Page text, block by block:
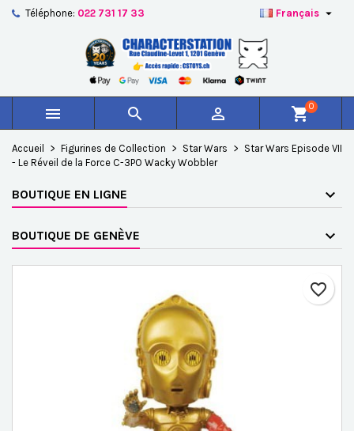
Téléphone: 022 731 17 33 Français 
   shopping_cart0
Accueil Figurines de Collection Star Wars
Star Wars Episode VII
- Le Réveil de la Force C-3PO Wacky Wobbler
BOUTIQUE EN LIGNE
BOUTIQUE DE GENÈVE
favorite_border
Créer une nouvelle liste
Nom de la liste d'envies
Annuler Créer une liste d'envies
Vous devez être connecté pour ajouter des produits à
votre liste d'envies.